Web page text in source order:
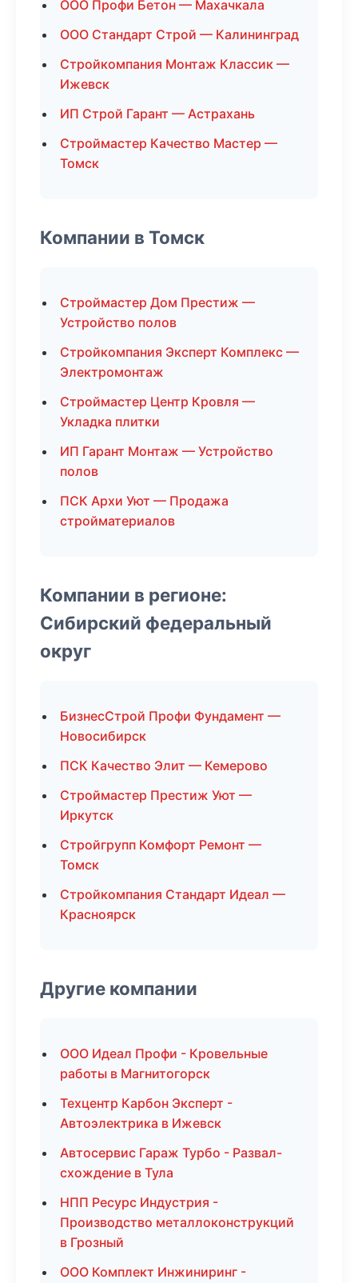
ООО Профи Бетон — Махачкала
ООО Стандарт Строй — Калининград
Стройкомпания Монтаж Классик —
Ижевск
ИП Строй Гарант — Астрахань
Строймастер Качество Мастер —
Томск
Компании в Томск
Строймастер Дом Престиж —
Устройство полов
Стройкомпания Эксперт Комплекс —
Электромонтаж
Строймастер Центр Кровля —
Укладка плитки
ИП Гарант Монтаж — Устройство
полов
ПСК Архи Уют — Продажа
стройматериалов
Компании в регионе:
Сибирский федеральный
округ
БизнесСтрой Профи Фундамент —
Новосибирск
ПСК Качество Элит — Кемерово
Строймастер Престиж Уют —
Иркутск
Стройгрупп Комфорт Ремонт —
Томск
Стройкомпания Стандарт Идеал —
Красноярск
Другие компании
ООО Идеал Профи - Кровельные
работы в Магнитогорск
Техцентр Карбон Эксперт -
Автоэлектрика в Ижевск
Автосервис Гараж Турбо - Развал-
схождение в Тула
НПП Ресурс Индустрия -
Производство металлоконструкций
в Грозный
ООО Комплект Инжиниринг -